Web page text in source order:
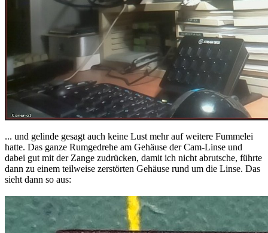
... und gelinde gesagt auch keine Lust mehr auf weitere Fummelei
hatte. Das ganze Rumgedrehe am Gehäuse der Cam-Linse und
dabei gut mit der Zange zudrücken, damit ich nicht abrutsche, führte
dann zu einem teilweise zerstörten Gehäuse rund um die Linse. Das
sieht dann so aus: